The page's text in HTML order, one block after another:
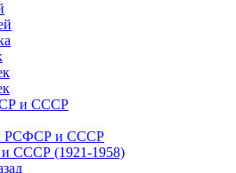
и СССР
РСФСР и СССР
СССР (1921-1958)